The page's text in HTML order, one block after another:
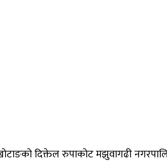
दिक्तेल रुपाकोट मझुवागढी